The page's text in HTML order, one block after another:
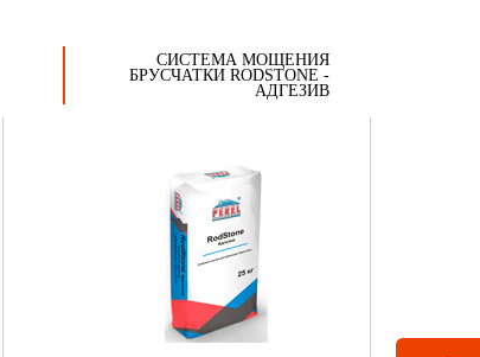
СИСТЕМА МОЩЕНИЯ
БРУСЧАТКИ RODSTONE -
АДГЕЗИВ